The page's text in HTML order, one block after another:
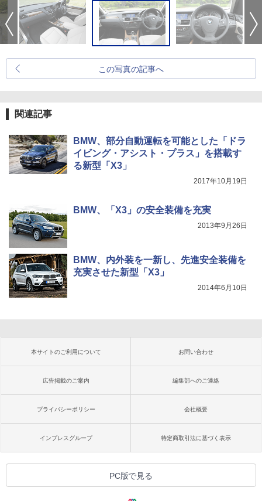
この写真の記事へ
関連記事
BMW、部分自動運転を可能とした「ドラ
イビング・アシスト・プラス」を搭載す
る新型「X3」
2017年10月19日
BMW、「X3」の安全装備を充実
2013年9月26日
BMW、内外装を一新し、先進安全装備を
充実させた新型「X3」
2014年6月10日
本サイトのご利用について お問い合わせ
広告掲載のご案内 編集部へのご連絡
プライバシーポリシー 会社概要
インプレスグループ 特定商取引法に基づく表示
PC版で見る